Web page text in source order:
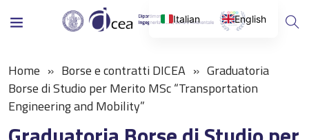
Home Borse e contratti DICEA
Graduatoria
Borse di Studio per Merito MSc “Transportation
Engineering and Mobility”
Italian English